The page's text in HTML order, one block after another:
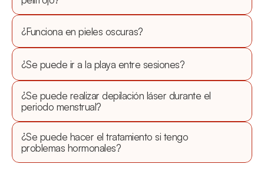
¿Funciona en pieles oscuras?
¿Se puede ir a la playa entre sesiones?
¿Se puede realizar depilación láser durante el
periodo menstrual?
¿Se puede hacer el tratamiento si tengo
problemas hormonales?